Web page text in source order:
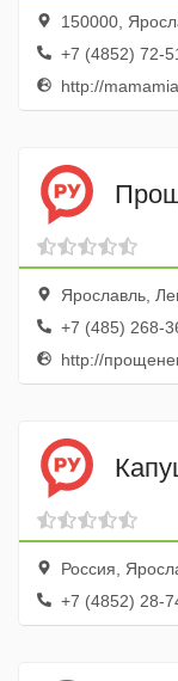
150000,
+7 (4852) 72-
http://
Ярославль,
+7 (485) 268-
http://
Россия,
+7 (4852) 28-